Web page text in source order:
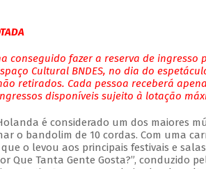
conseguido fazer a reserva de
Cultural BNDES, no dia do
retirados. Cada pessoa receberá
disponíveis sujeito à lotação
é considerado um dos maiores
o bandolim de 10 cordas. Com uma
o levou aos principais festivais e
Que Tanta Gente Gosta?”, conduzido